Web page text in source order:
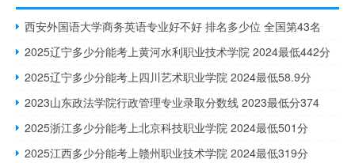
西安外国语大学商务英语专业好不好 排名多少位 全国第43名
2025辽宁多少分能考上黄河水利职业技术学院 2024最低442分
2025辽宁多少分能考上四川艺术职业学院 2024最低58.9分
2023山东政法学院行政管理专业录取分数线 2023最低分374
2025浙江多少分能考上北京科技职业学院 2024最低501分
2025江西多少分能考上赣州职业技术学院 2024最低319分